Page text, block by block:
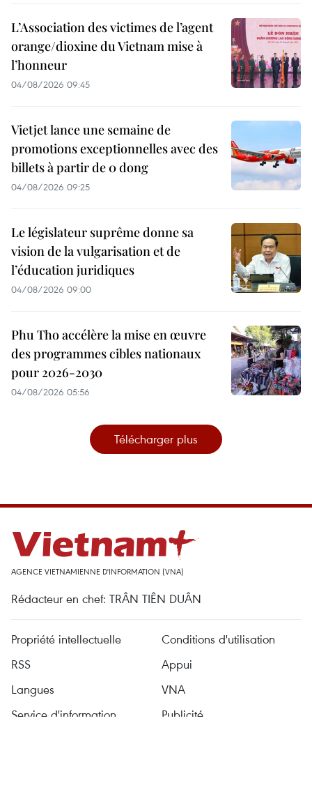
L’Association des victimes de l’agent
orange/dioxine du Vietnam mise à
l’honneur
04/08/2026 09:45
Vietjet lance une semaine de
promotions exceptionnelles avec des
billets à partir de 0 dong
04/08/2026 09:25
Le législateur suprême donne sa
vision de la vulgarisation et de
l’éducation juridiques
04/08/2026 09:00
Phu Tho accélère la mise en œuvre
des programmes cibles nationaux
pour 2026-2030
04/08/2026 05:56
Télécharger plus
AGENCE VIETNAMIENNE D'INFORMATION (VNA)
Rédacteur en chef: TRÂN TIÊN DUÂN
Propriété intellectuelle
Conditions d'utilisation
RSS
Appui
Langues
VNA
Service d'information
Publicité